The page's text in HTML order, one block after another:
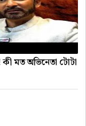
কী মত অভিনেতা টোটা